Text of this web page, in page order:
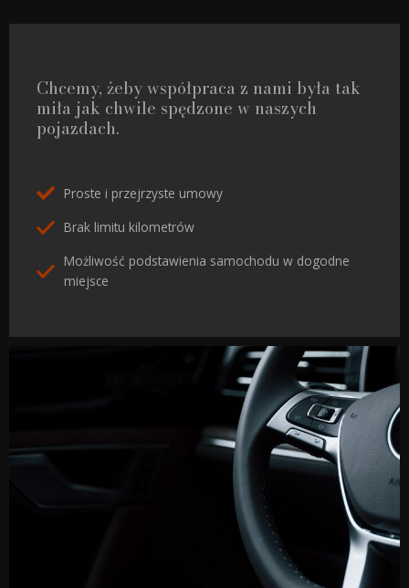
Chcemy, żeby współpraca z nami była tak
miła jak chwile spędzone w naszych
pojazdach.
Proste i przejrzyste umowy
Brak limitu kilometrów
Możliwość podstawienia samochodu w dogodne
miejsce